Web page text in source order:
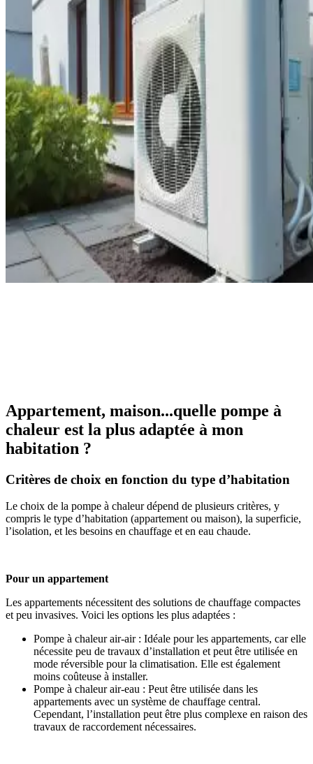
Appartement, maison...quelle pompe à
chaleur est la plus adaptée à mon
habitation ?
Critères de choix en fonction du type d’habitation
Le choix de la pompe à chaleur dépend de plusieurs critères, y
compris le type d’habitation (appartement ou maison), la superficie,
l’isolation, et les besoins en chauffage et en eau chaude.
Pour un appartement
Les appartements nécessitent des solutions de chauffage compactes
et peu invasives. Voici les options les plus adaptées :
Pompe à chaleur air-air : Idéale pour les appartements, car elle
nécessite peu de travaux d’installation et peut être utilisée en
mode réversible pour la climatisation. Elle est également
moins coûteuse à installer.
Pompe à chaleur air-eau : Peut être utilisée dans les
appartements avec un système de chauffage central.
Cependant, l’installation peut être plus complexe en raison des
travaux de raccordement nécessaires.